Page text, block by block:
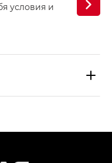
условия и